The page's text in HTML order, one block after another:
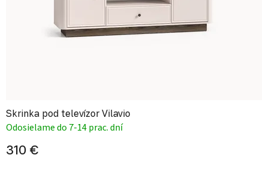
Skrinka pod televízor Vilavio
Odosielame do 7-14 prac. dní
310 €